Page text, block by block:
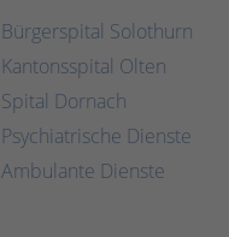
Bürgerspital Solothurn
Kantonsspital Olten
Spital Dornach
Psychiatrische Dienste
Ambulante Dienste